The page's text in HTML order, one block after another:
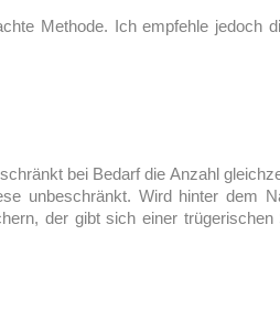
Methode. Ich empfehle jedoch
bei Bedarf die Anzahl
unbeschränkt. Wird hinter dem
der gibt sich einer trügerischen